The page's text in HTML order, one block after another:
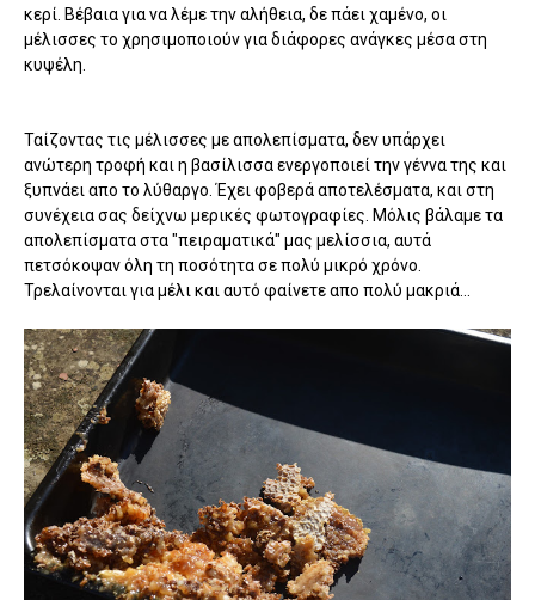
κερί. Βέβαια για να λέμε την αλήθεια, δε πάει χαμένο, οι
μέλισσες το χρησιμοποιούν για διάφορες ανάγκες μέσα στη
κυψέλη.
Ταίζοντας τις μέλισσες με απολεπίσματα, δεν υπάρχει
ανώτερη τροφή και η βασίλισσα ενεργοποιεί την γέννα της και
ξυπνάει απο το λύθαργο. Έχει φοβερά αποτελέσματα, και στη
συνέχεια σας δείχνω μερικές φωτογραφίες. Μόλις βάλαμε τα
απολεπίσματα στα "πειραματικά" μας μελίσσια, αυτά
πετσόκοψαν όλη τη ποσότητα σε πολύ μικρό χρόνο.
Τρελαίνονται για μέλι και αυτό φαίνετε απο πολύ μακριά...